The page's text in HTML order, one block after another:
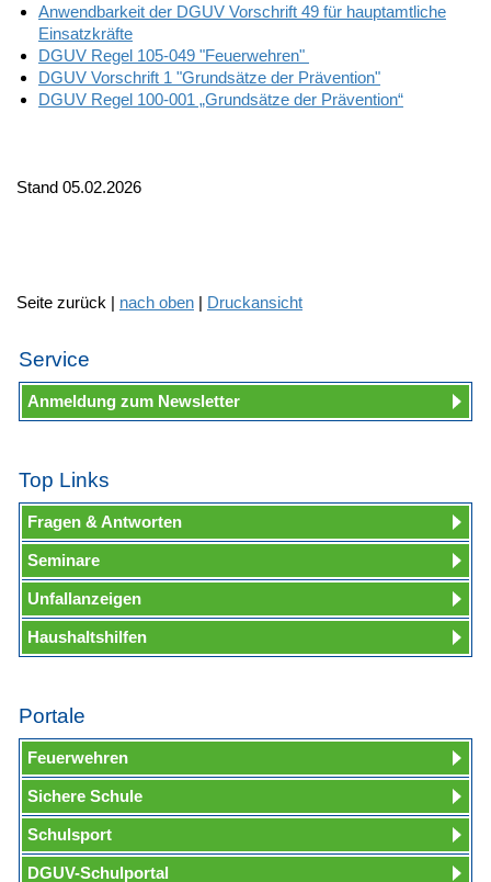
Anwendbarkeit der DGUV Vorschrift 49 für hauptamtliche
Einsatzkräfte
DGUV Regel 105-049 "Feuerwehren"
DGUV Vorschrift 1 "Grundsätze der Prävention"
DGUV Regel 100-001 „Grundsätze der Prävention“
Stand 05.02.2026
Seite zurück | nach oben | Druckansicht
Service
Anmeldung zum Newsletter
Top Links
Fragen & Antworten
Seminare
Unfallanzeigen
Haushaltshilfen
Portale
Feuerwehren
Sichere Schule
Schulsport
DGUV-Schulportal